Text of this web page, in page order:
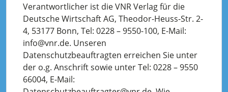
Verantwortlicher ist die VNR Verlag für die
Deutsche Wirtschaft AG, Theodor-Heuss-Str. 2-
4, 53177 Bonn, Tel: 0228 – 9550-100, E-Mail:
info@vnr.de. Unseren
Datenschutzbeauftragten erreichen Sie unter
der o.g. Anschrift sowie unter Tel: 0228 – 9550
66004, E-Mail: